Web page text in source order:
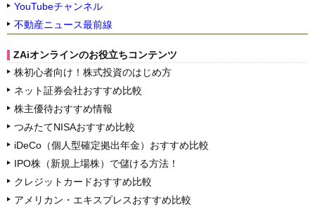
YouTubeチャンネル
不動産ニュース最前線
ZAiオンラインのお役立ちコンテンツ
株初心者向け！株式投資のはじめ方
ネット証券会社おすすめ比較
株主優待おすすめ情報
つみたてNISAおすすめ比較
iDeCo（個人型確定拠出年金）おすすめ比較
IPO株（新規上場株）で儲ける方法！
クレジットカードおすすめ比較
アメリカン・エキスプレスおすすめ比較